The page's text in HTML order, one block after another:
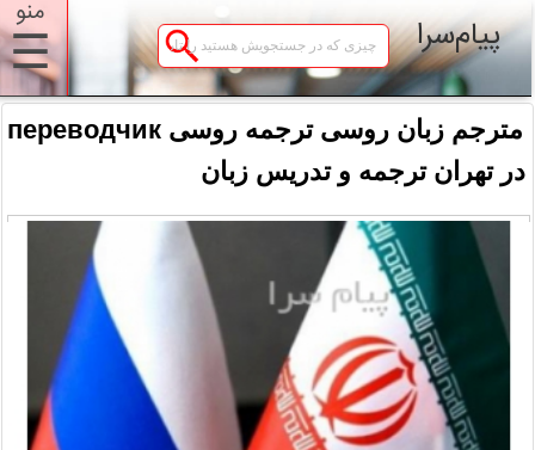
منو
☰ پیام‌سرا
مترجم زبان روسی ترجمه روسی переводчик
در تهران ترجمه و تدریس زبان